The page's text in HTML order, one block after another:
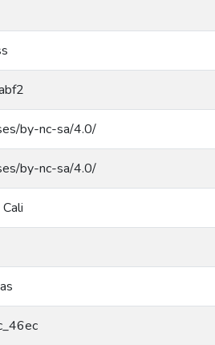
by-nc-sa/4.0/
by-nc-sa/4.0/